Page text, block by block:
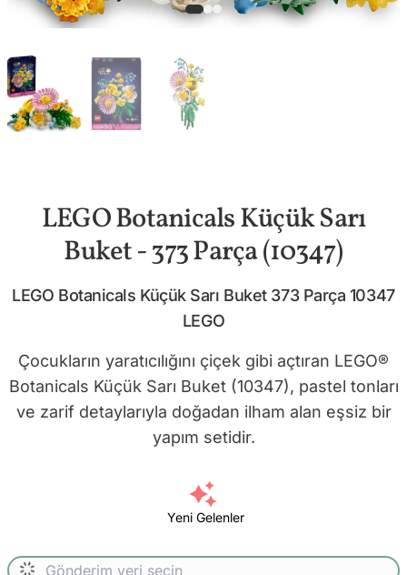
LEGO Botanicals Küçük Sarı
Buket - 373 Parça (10347)
LEGO Botanicals Küçük Sarı Buket 373 Parça 10347
LEGO
Çocukların yaratıcılığını çiçek gibi açtıran LEGO®
Botanicals Küçük Sarı Buket (10347), pastel tonları
ve zarif detaylarıyla doğadan ilham alan eşsiz bir
yapım setidir.
Yeni Gelenler